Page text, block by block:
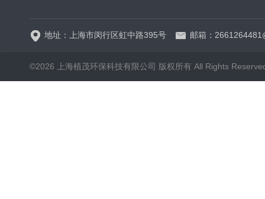
地址：上海市闵行区虹中路395号 邮箱：
©2026 上海植茂环保科技有限公司 版权所有 All Rights